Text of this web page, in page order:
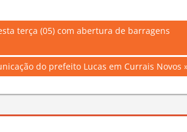
terça (05) com abertura de barragens
do prefeito Lucas em Currais Novos